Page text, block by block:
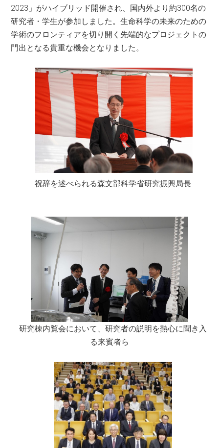
2023」がハイブリッド開催され、国内外より約300名の
研究者・学生が参加しました。生命科学の未来のための
学術のフロンティアを切り開く先端的なプロジェクトの
門出となる貴重な機会となりました。
祝辞を述べられる森文部科学省研究振興局長
研究棟内覧会において、研究者の説明を熱心に聞き入
る来賓者ら